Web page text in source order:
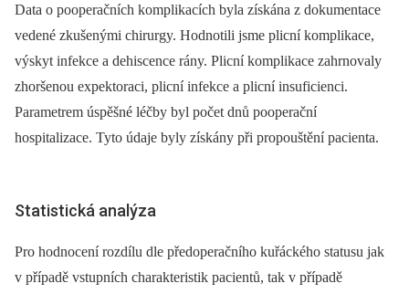
Data o pooperačních komplikacích byla získána z dokumentace
vedené zkušenými chirurgy. Hodnotili jsme plicní komplikace,
výskyt infekce a dehiscence rány. Plicní komplikace zahrnovaly
zhoršenou expektoraci, plicní infekce a plicní insuficienci.
Parametrem úspěšné léčby byl počet dnů pooperační
hospitalizace. Tyto údaje byly získány při propouštění pacienta.
Statistická analýza
Pro hodnocení rozdílu dle předoperačního kuřáckého statusu jak
v případě vstupních charakteristik pacientů, tak v případě